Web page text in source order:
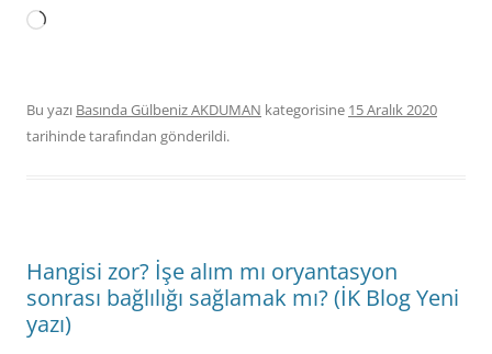
Yükleniyor...
Bu yazı Basında Gülbeniz AKDUMAN kategorisine 15 Aralık 2020
tarihindetarafından gönderildi.
Hangisi zor? İşe alım mı oryantasyon
sonrası bağlılığı sağlamak mı? (İK Blog Yeni
yazı)